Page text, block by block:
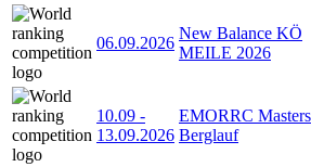
06.09.2026
New Balance KÖ
MEILE 2026
10.09 -
13.09.2026
EMORRC Masters
Berglauf